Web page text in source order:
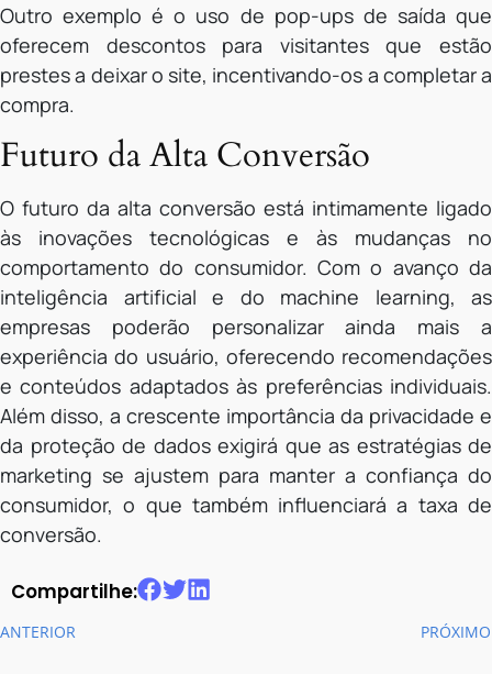
Outro exemplo é o uso de pop-ups de saída que
oferecem descontos para visitantes que estão
prestes a deixar o site, incentivando-os a completar a
compra.
Futuro da Alta Conversão
O futuro da alta conversão está intimamente ligado
às inovações tecnológicas e às mudanças no
comportamento do consumidor. Com o avanço da
inteligência artificial e do machine learning, as
empresas poderão personalizar ainda mais a
experiência do usuário, oferecendo recomendações
e conteúdos adaptados às preferências individuais.
Além disso, a crescente importância da privacidade e
da proteção de dados exigirá que as estratégias de
marketing se ajustem para manter a confiança do
consumidor, o que também influenciará a taxa de
conversão.
Compartilhe:
ANTERIOR PRÓXIMO